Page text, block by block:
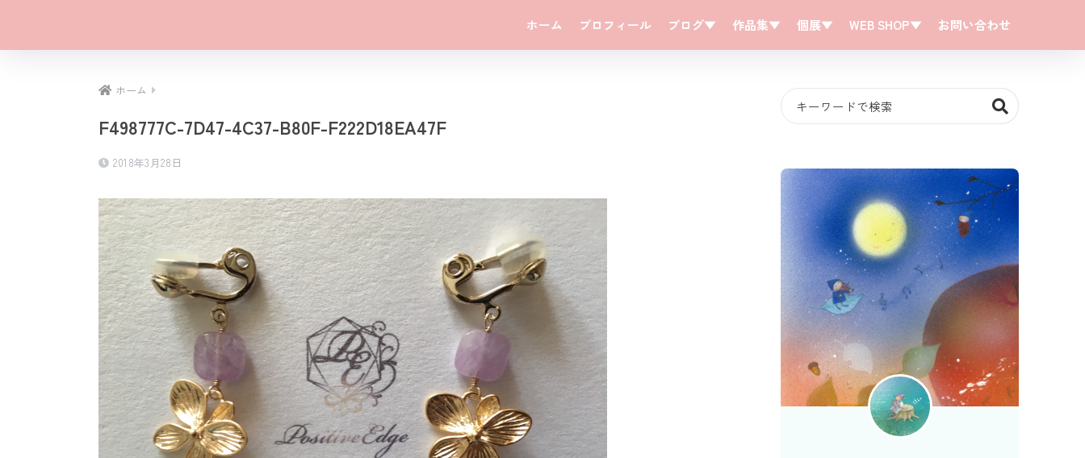
ホーム プロフィール ブログ▼ 作品集▼ 個展▼ WEB SHOP▼ お問い合わせ
ホーム
F498777C-7D47-4C37-B80F-F222D18EA47F
2018年3月28日